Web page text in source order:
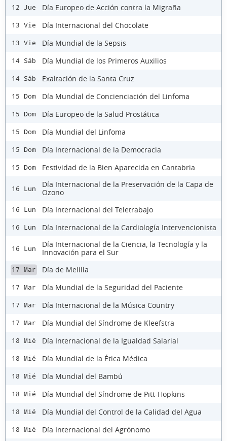
12 Jue Día Europeo de Acción contra la Migraña
13 Vie Día Internacional del Chocolate
13 Vie Día Mundial de la Sepsis
14 Sáb Día Mundial de los Primeros Auxilios
14 Sáb Exaltación de la Santa Cruz
15 Dom Día Mundial de Concienciación del Linfoma
15 Dom Día Europeo de la Salud Prostática
15 Dom Día Mundial del Linfoma
15 Dom Día Internacional de la Democracia
15 Dom Festividad de la Bien Aparecida en Cantabria
16 Lun
Día Internacional de la Preservación de la Capa de
Ozono
16 Lun Día Internacional del Teletrabajo
16 Lun Día Internacional de la Cardiología Intervencionista
16 Lun
Día Internacional de la Ciencia, la Tecnología y la
Innovación para el Sur
17 Mar Día de Melilla
17 Mar Día Mundial de la Seguridad del Paciente
17 Mar Día Internacional de la Música Country
17 Mar Día Mundial del Síndrome de Kleefstra
18 Mié Día Internacional de la Igualdad Salarial
18 Mié Día Mundial de la Ética Médica
18 Mié Día Mundial del Bambú
18 Mié Día Mundial del Síndrome de Pitt-Hopkins
18 Mié Día Mundial del Control de la Calidad del Agua
18 Mié Día Internacional del Agrónomo